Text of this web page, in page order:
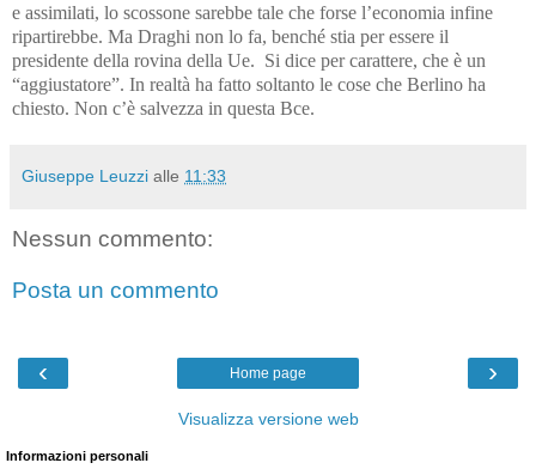
e assimilati, lo scossone sarebbe tale che forse l’economia infine
ripartirebbe. Ma Draghi non lo fa, benché stia per essere il
presidente della rovina della Ue. Si dice per carattere, che è un
“aggiustatore”. In realtà ha fatto soltanto le cose che Berlino ha
chiesto. Non c’è salvezza in questa Bce.
Giuseppe Leuzzi alle 11:33
Nessun commento:
Posta un commento
‹ ›
Home page
Visualizza versione web
Informazioni personali